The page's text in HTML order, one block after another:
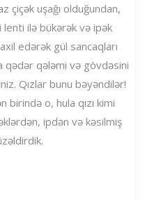
çiçək uşağı olduğundan,
lenti ilə bükərək və ipək
edərək gül sancaqları
qədər qələmi və gövdəsini
Qızlar bunu bəyəndilər!
birində o, hula qızı kimi
ipdən və kəsilmiş